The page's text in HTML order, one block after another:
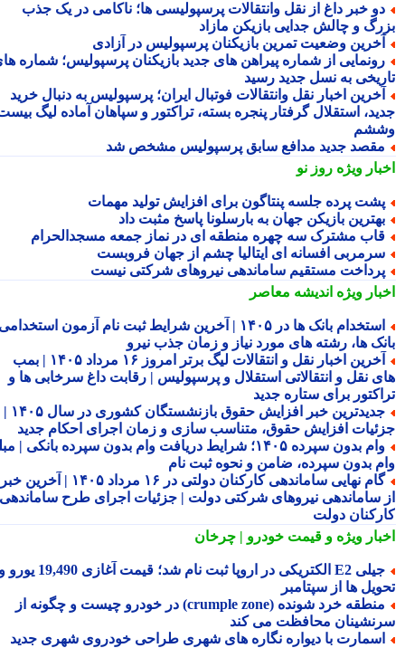
خبر داغ از نقل وانتقالات پرسپولیسی ها؛ ناکامی در یک جذب
و چالش جدایی بازیکن مازاد
وضعیت تمرین بازیکنان پرسپولیس در آزادی
از شماره پیراهن های جدید بازیکنان پرسپولیس؛ شماره های
به نسل جدید رسید
اخبار نقل وانتقالات فوتبال ایران؛ پرسپولیس به دنبال خرید
استقلال گرفتار پنجره بسته، تراکتور و سپاهان آماده لیگ بیست
جدید مدافع سابق پرسپولیس مشخص شد
ویژهروز نو
پرده جلسه پنتاگون برای افزایش تولید مهمات
بازیکن جهان به بارسلونا پاسخ مثبت داد
مشترک سه چهره منطقه ای در نماز جمعه مسجدالحرام
افسانه ای ایتالیا چشم از جهان فروبست
مستقیم ساماندهی نیروهای شرکتی نیست
ویژهاندیشه معاصر
استخدام بانک ها در ۱۴۰۵ | آخرین شرایط ثبت نام آزمون استخدامی
ها، رشته های مورد نیاز و زمان جذب نیرو
آخرین اخبار نقل و انتقالات لیگ برتر امروز ۱۶ مرداد ۱۴۰۵ | بمب
نقل و انتقالاتی استقلال و پرسپولیس | رقابت داغ سرخابی ها و
برای ستاره جدید
جدیدترین خبر افزایش حقوق بازنشستگان کشوری در سال ۱۴۰۵ |
افزایش حقوق، متناسب سازی و زمان اجرای احکام جدید
وام بدون سپرده ۱۴۰۵؛ شرایط دریافت وام بدون سپرده بانکی | مبلغ
بدون سپرده، ضامن و نحوه ثبت نام
گام نهایی ساماندهی کارکنان دولتی در ۱۶ مرداد ۱۴۰۵ | آخرین خبر
ساماندهی نیروهای شرکتی دولت | جزئیات اجرای طرح ساماندهی
دولت
ویژهو قیمت خودرو | چرخان
جیلی E2 الکتریکی در اروپا ثبت نام شد؛ قیمت آغازی 19,490 یورو و
ها از سپتامبر
منطقه خرد شونده (crumple zone) در خودرو چیست و چگونه از
محافظت می کند
با دیواره نگاره های شهری طراحی خودروی شهری جدید